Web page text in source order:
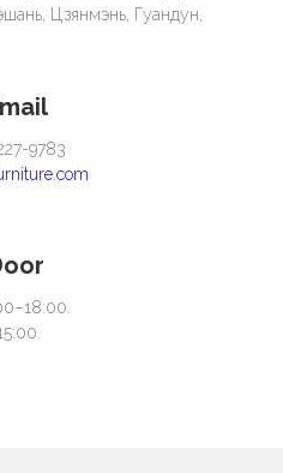
Цзянмэнь, Гуандун,
9783